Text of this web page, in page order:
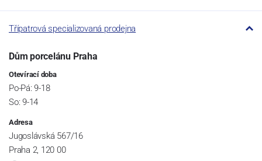
Třípatrová specializovaná prodejna
Dům porcelánu Praha
Otevírací doba
Po-Pá: 9-18
So: 9-14
Adresa
Jugoslávská 567/16
Praha 2, 120 00